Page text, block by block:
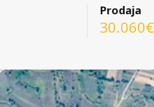
Prodaja
30.060€